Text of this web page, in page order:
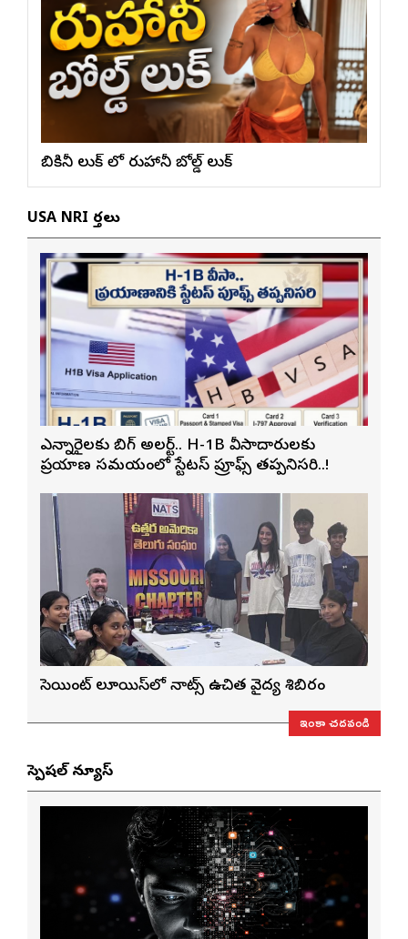
బికినీ లుక్ లో రుహానీ బోల్డ్ లుక్
USA NRI వార్తలు
ఎన్నారైలకు బిగ్ అలర్ట్.. H-1B వీసాదారులకు
ప్రయాణ సమయంలో స్టేటస్ ప్రూఫ్స్ తప్పనిసరి..!
సెయింట్ లూయిస్‌లో నాట్స్ ఉచిత వైద్య శిబిరం
ఇంకా చదవండి
స్పెషల్ న్యూస్